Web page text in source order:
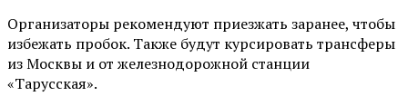
Организаторы рекомендуют приезжать заранее, чтобы
избежать пробок. Также будут курсировать трансферы
из Москвы и от железнодорожной станции
«Тарусская».